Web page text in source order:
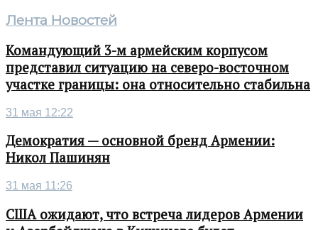
Лента Новостей
Командующий 3-м армейским корпусом
представил ситуацию на северо-восточном
участке границы: она относительно стабильна
31 мая 12:22
Демократия — основной бренд Армении:
Никол Пашинян
31 мая 11:26
США ожидают, что встреча лидеров Армении